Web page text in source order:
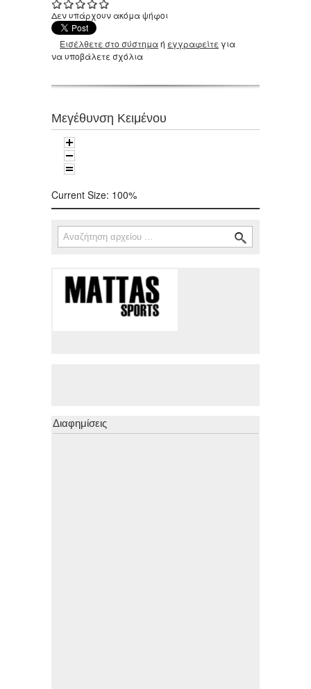
Δεν υπάρχουν ακόμα ψήφοι
Εισέλθετε στο σύστημαή εγγραφείτε για
να υποβάλετε σχόλια
Μεγέθυνση Κειμένου
Current Size: 100%
Φόρμα αναζήτησης
Αναζήτηση
Διαφημίσεις